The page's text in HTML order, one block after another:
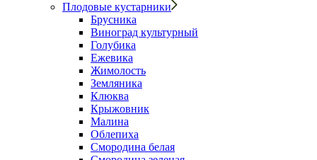
Плодовые кустарники
Брусника
Виноград культурный
Голубика
Ежевика
Жимолость
Земляника
Клюква
Крыжовник
Малина
Облепиха
Смородина белая